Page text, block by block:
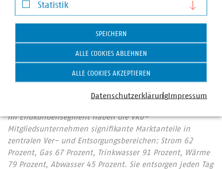
Der Verband kommunaler Unternehmen e. V. (VKU)
vertritt über 1.500 Stadtwerke und
kommunalwirtschaftliche Unternehmen in den Bereichen
Energie, Wasser/Abwasser, Abfallwirtschaft sowie
Telekommunikation. Mit rund 283.000 Beschäftigten
wurden 2019 Umsatzerlöse von 123 Milliarden Euro
Im Endkundensegment haben die VKU-
Mitgliedsunternehmen signifikante Marktanteile in
zentralen Ver- und Entsorgungsbereichen: Strom 62
Prozent, Gas 67 Prozent, Trinkwasser 91 Prozent, Wärme
79 Prozent, Abwasser 45 Prozent. Sie entsorgen jeden Tag
Statistik
Statistik
SPEICHERN
ALLE COOKIES ABLEHNEN
ALLE COOKIES AKZEPTIEREN
DatenschutzerklärungImpressum